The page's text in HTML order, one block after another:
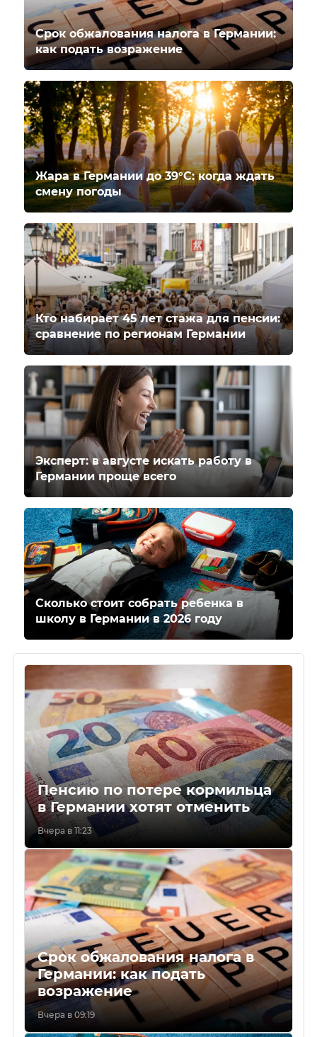
Срок обжалования налога в Германии:
как подать возражение
Жара в Германии до 39°C: когда ждать
смену погоды
Кто набирает 45 лет стажа для пенсии:
сравнение по регионам Германии
Эксперт: в августе искать работу в
Германии проще всего
Сколько стоит собрать ребенка в
школу в Германии в 2026 году
Пенсию по потере кормильца
в Германии хотят отменить
Вчера в 11:23
Срок обжалования налога в
Германии: как подать
возражение
Вчера в 09:19